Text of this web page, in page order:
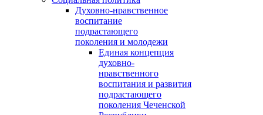
Духовно-нравственное
воспитание
подрастающего
поколения и молодежи
Единая концепция
духовно-
нравственного
воспитания и развития
подрастающего
поколения Чеченской